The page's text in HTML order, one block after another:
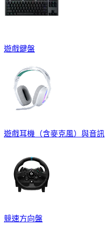
遊戲鍵盤
遊戲耳機（含麥克風）與音訊
競速方向盤